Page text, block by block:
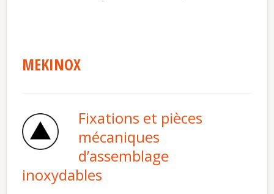
MEKINOX
Fixations et pièces
mécaniques
d’assemblage
inoxydables